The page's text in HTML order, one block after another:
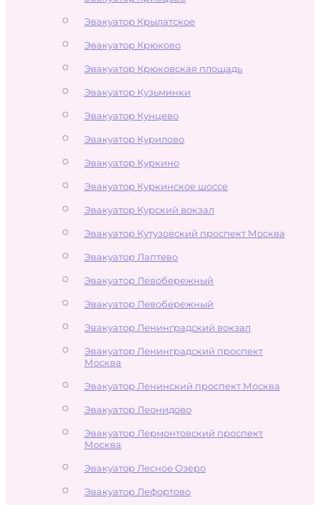
Эвакуатор Крылатское
Эвакуатор Крюково
Эвакуатор Крюковская площадь
Эвакуатор Кузьминки
Эвакуатор Кунцево
Эвакуатор Курилово
Эвакуатор Куркино
Эвакуатор Куркинское шоссе
Эвакуатор Курский вокзал
Эвакуатор Кутузовский проспект Москва
Эвакуатор Лаптево
Эвакуатор Левобережный
Эвакуатор Левобережный
Эвакуатор Ленинградский вокзал
Эвакуатор Ленинградский проспект
Москва
Эвакуатор Ленинский проспект Москва
Эвакуатор Леонидово
Эвакуатор Лермонтовский проспект
Москва
Эвакуатор Лесное Озеро
Эвакуатор Лефортово